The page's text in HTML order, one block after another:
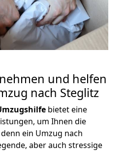
und helfen
nach Steglitz
bietet eine
um Ihnen die
ein Umzug nach
aber auch stressige